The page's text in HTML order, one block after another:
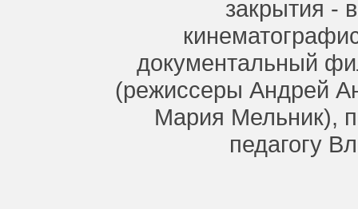
закрытия -
документальный
(режиссеры Андрей
Мария Мельник),
педагогу